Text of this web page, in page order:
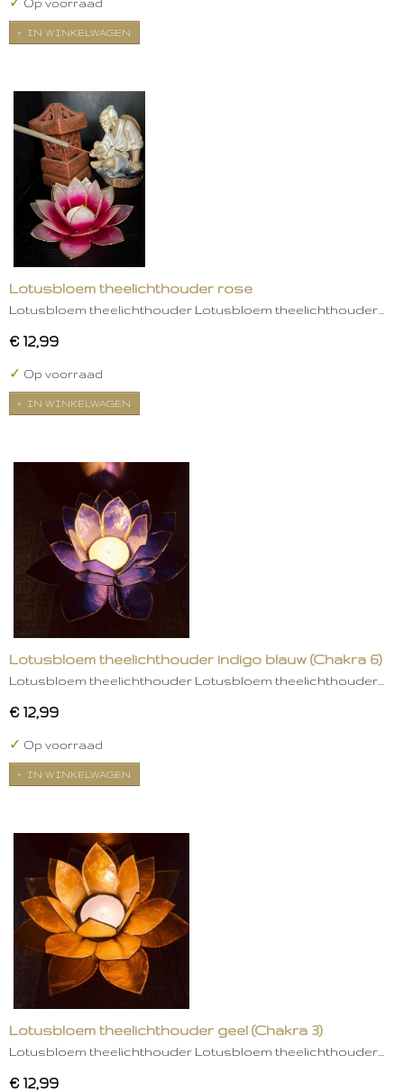
✓ Op voorraad
IN WINKELWAGEN
Lotusbloem theelichthouder rose
Lotusbloem theelichthouder Lotusbloem theelichthouder…
€ 12,99
✓ Op voorraad
IN WINKELWAGEN
Lotusbloem theelichthouder indigo blauw (Chakra 6)
Lotusbloem theelichthouder Lotusbloem theelichthouder…
€ 12,99
✓ Op voorraad
IN WINKELWAGEN
Lotusbloem theelichthouder geel (Chakra 3)
Lotusbloem theelichthouder Lotusbloem theelichthouder…
€ 12,99